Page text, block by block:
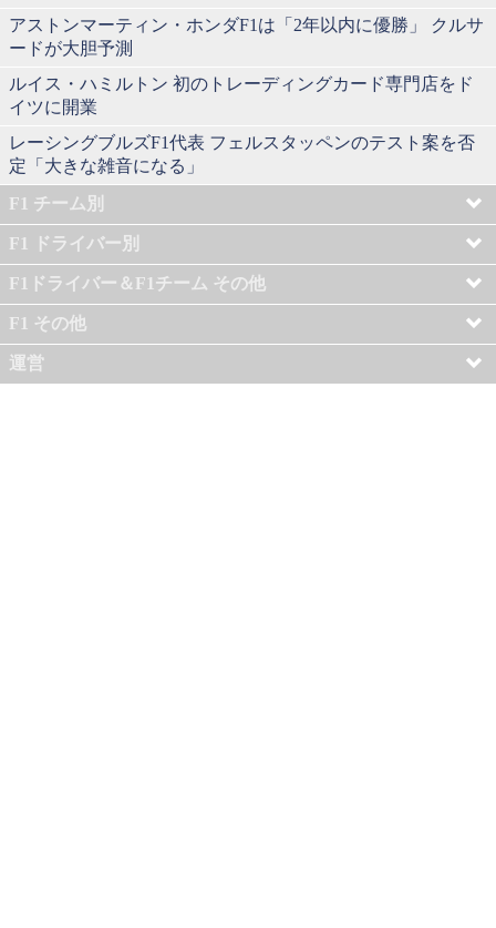
アストンマーティン・ホンダF1は「2年以内に優勝」 クルサ
ードが大胆予測
ルイス・ハミルトン 初のトレーディングカード専門店をド
イツに開業
レーシングブルズF1代表 フェルスタッペンのテスト案を否
定「大きな雑音になる」
F1 チーム別
F1 ドライバー別
F1ドライバー＆F1チーム その他
F1 その他
運営